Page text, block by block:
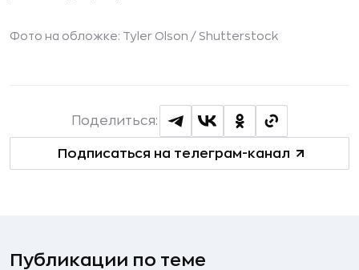
Фото на обложке: Tyler Olson / Shutterstock
Подписаться на телеграм-канал
Поделиться:
Публикации по теме